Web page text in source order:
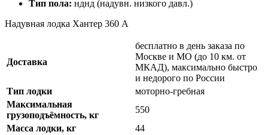
Тип пола: нднд (надувн. низкого давл.)
Надувная лодка Хантер 360 А
Доставка
бесплатно в день заказа по
Москве и МО (до 10 км. от
МКАД), максимально быстро
и недорого по России
Тип лодки
моторно-гребная
Максимальная
грузоподъёмность, кг
550
Масса лодки, кг
44